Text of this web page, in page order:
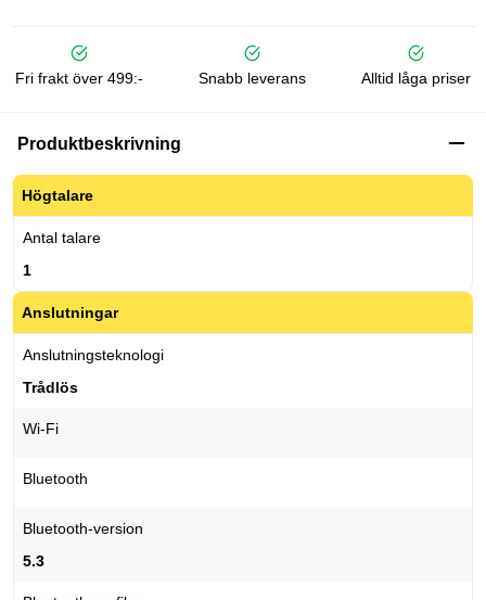
Fri frakt över 499:- Snabb leverans Alltid låga priser
Produktbeskrivning
Högtalare
Antal talare
1
Anslutningar
Anslutningsteknologi
Trådlös
Wi-Fi
Bluetooth
Bluetooth-version
5.3